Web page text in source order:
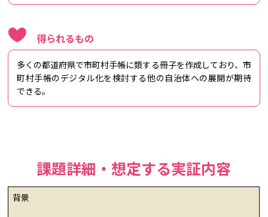
得られるもの
多くの都道府県で市町村手帳に類する冊子を作成しており、市
町村手帳のデジタル化を検討する他の自治体への展開が期待
できる。
課題詳細・想定する実証内容
背景